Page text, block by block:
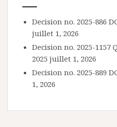
Decision no. 2025-886
juillet 1, 2026
Decision no. 2025-1157
2025 juillet 1, 2026
Decision no. 2025-889
1, 2026